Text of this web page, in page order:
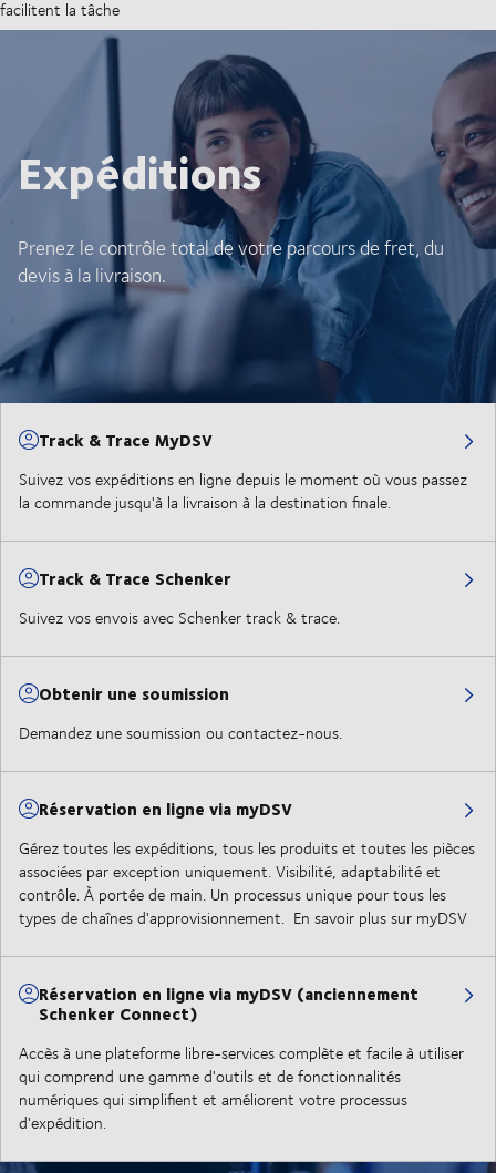
facilitent la tâche
Expéditions
Prenez le contrôle total de votre parcours de fret, du
devis à la livraison.
Track & Trace MyDSV
Suivez vos expéditions en ligne depuis le moment où vous passez
la commande jusqu'à la livraison à la destination finale.
Track & Trace Schenker
Suivez vos envois avec Schenker track & trace.
Obtenir une soumission
Demandez une soumission ou contactez-nous.
Réservation en ligne via myDSV
Gérez toutes les expéditions, tous les produits et toutes les pièces
associées par exception uniquement. Visibilité, adaptabilité et
contrôle. À portée de main. Un processus unique pour tous les
types de chaînes d'approvisionnement. En savoir plus sur myDSV
Réservation en ligne via myDSV (anciennement
Schenker Connect)
Accès à une plateforme libre-services complète et facile à utiliser
qui comprend une gamme d'outils et de fonctionnalités
numériques qui simplifient et améliorent votre processus
d'expédition.